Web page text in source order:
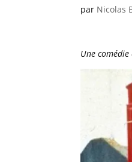
par Nicolas
Une